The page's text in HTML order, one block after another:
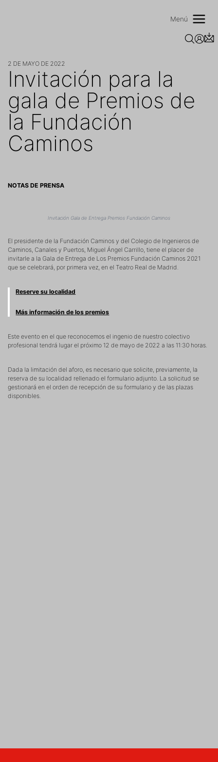
Menú
2 DE MAYO DE 2022
Invitación para la
gala de Premios de
la Fundación
Caminos
NOTAS DE PRENSA
Invitación Gala de Entrega Premios Fundación Caminos
El presidente de la Fundación Caminos y del Colegio de Ingenieros de
Caminos, Canales y Puertos, Miguel Ángel Carrillo, tiene el placer de
invitarle a la Gala de Entrega de Los Premios Fundación Caminos 2021
que se celebrará, por primera vez, en el Teatro Real de Madrid.
Reserve su localidad
Más información de los premios
Este evento en el que reconocemos el ingenio de nuestro colectivo
profesional tendrá lugar el próximo 12 de mayo de 2022 a las 11:30 horas.
Dada la limitación del aforo, es necesario que solicite, previamente, la
reserva de su localidad rellenado el formulario adjunto. La solicitud se
gestionará en el orden de recepción de su formulario y de las plazas
disponibles.